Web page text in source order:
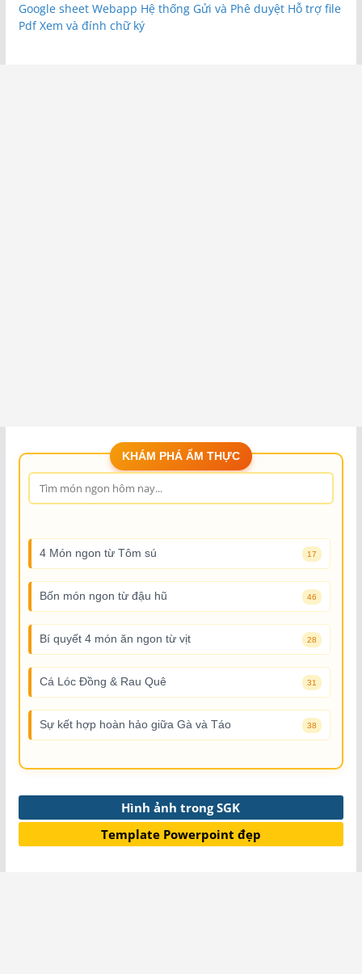
Google sheet Webapp Hệ thống Gửi và Phê duyệt Hỗ trợ file
Pdf Xem và đính chữ ký
KHÁM PHÁ ẨM THỰC
4 Món ngon từ Tôm sú 17
Bốn món ngon từ đậu hũ 46
Bí quyết 4 món ăn ngon từ vịt 28
Cá Lóc Đồng & Rau Quê 31
Sự kết hợp hoàn hảo giữa Gà và Táo 38
Hình ảnh trong SGK
Template Powerpoint đẹp